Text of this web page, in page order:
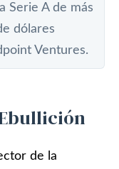
Serie A de más
dólares
Ventures.
de la